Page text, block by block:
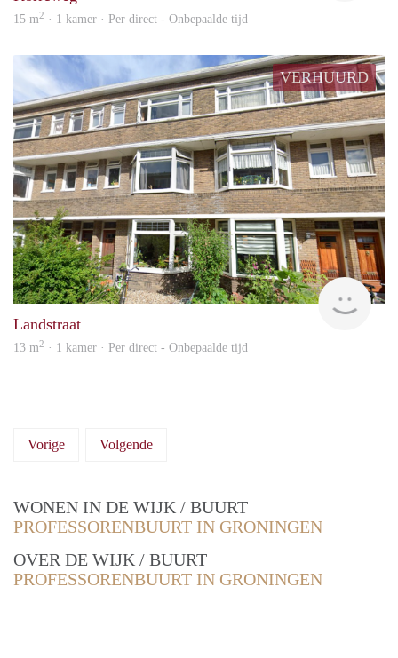
15 m2 · 1 kamer · Per direct - Onbepaalde tijd
VERHUURD
Landstraat
13 m2 · 1 kamer · Per direct - Onbepaalde tijd
Vorige Volgende
WONEN IN DE WIJK / BUURT
PROFESSORENBUURT IN GRONINGEN
OVER DE WIJK / BUURT
PROFESSORENBUURT IN GRONINGEN